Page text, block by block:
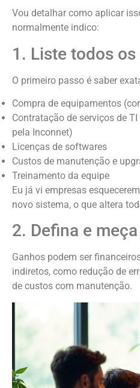
Vou detalhar como aplicar
normalmente indico:
1. Liste todos
O primeiro passo é saber
Compra de equipamentos
Contratação de serviços de
pela Inconnet)
Licenças de softwares
Custos de manutenção e
Treinamento da equipe
Eu já vi empresas
novo sistema, o que altera
2. Defina e
Ganhos podem ser
indiretos, como redução de
de custos com manutenção.